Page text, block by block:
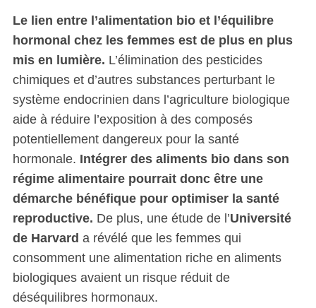
Le lien entre l’alimentation bio et l’équilibre
hormonal chez les femmes est de plus en plus
mis en lumière. L’élimination des pesticides
chimiques et d’autres substances perturbant le
système endocrinien dans l’agriculture biologique
aide à réduire l’exposition à des composés
potentiellement dangereux pour la santé
hormonale. Intégrer des aliments bio dans son
régime alimentaire pourrait donc être une
démarche bénéfique pour optimiser la santé
reproductive. De plus, une étude de l’Université
de Harvard a révélé que les femmes qui
consomment une alimentation riche en aliments
biologiques avaient un risque réduit de
déséquilibres hormonaux.